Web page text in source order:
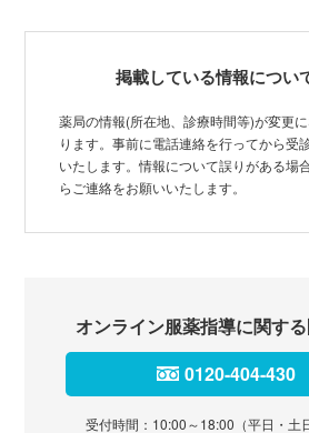
掲載している情報につい
薬局の情報(所在地、診療時間等)が変更
ります。事前に電話連絡を行ってから受
いたします。情報について誤りがある場
らご連絡をお願いいたします。
オンライン服薬指導に関す
0120-404-430
受付時間：10:00～18:00（平日・土